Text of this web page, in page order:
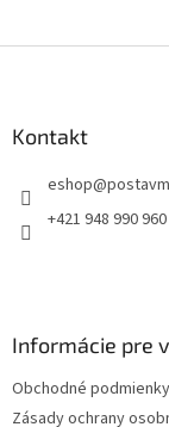
Kontakt
eshop@
+421 948 990 960
Informácie pre
Obchodné podmienky
Zásady ochrany